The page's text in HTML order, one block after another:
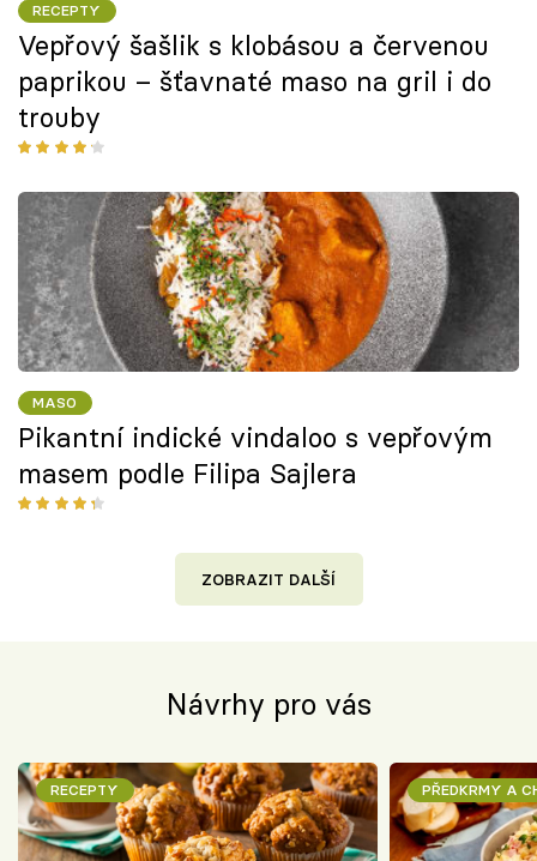
RECEPTY
Vepřový šašlik s klobásou a červenou
paprikou – šťavnaté maso na gril i do
trouby
MASO
Pikantní indické vindaloo s vepřovým
masem podle Filipa Sajlera
ZOBRAZIT DALŠÍ
Návrhy pro vás
RECEPTY PŘEDKRMY A